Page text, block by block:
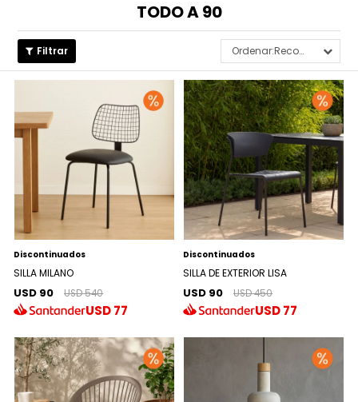
TODO A 90
Recomendados
Discontinuados
SILLA MILANO
USD 90 USD 540
USD77
Discontinuados
SILLA DE EXTERIOR LISA
USD 90 USD 450
USD77